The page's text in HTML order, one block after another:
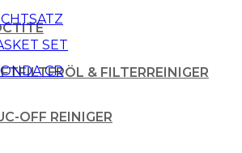
& FILTERREINIGER
OFF REINIGER